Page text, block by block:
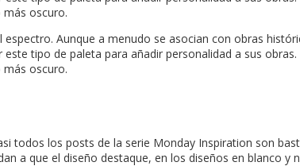
más oscuro.
Aunque a menudo se asocian con obras
tipo de paleta para añadir personalidad a sus
más oscuro.
todos los posts de la serie Monday Inspiration son
a que el diseño destaque, en los diseños en blanco y